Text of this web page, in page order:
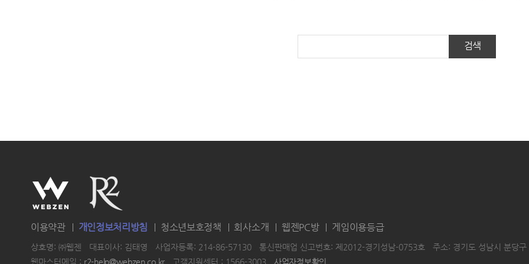
검색
이용약관 개인정보처리방침 청소년보호정책 회사소개 웹젠PC방 게임이용등급
상호명: ㈜웹젠 대표이사: 김태영 사업자등록: 214-86-57130 통신판매업 신고번호: 제2012-경기성남-0753호
주소: 경기도 성남시 분당
웹마스터메일 : r2-help@webzen.co.kr 고객지원센터 : 1566-3003 사업자정보확인